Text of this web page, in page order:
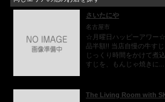
さいたにや
名古屋市
☆月曜日ハッピーアワー
品半額!! 当店自慢の牛す
じっくり時間をかけて煮
すじを、もんじゃ焼きに...
The Living Room with